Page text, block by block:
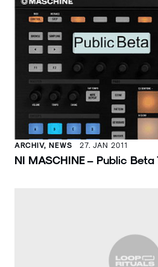
ARCHIV, NEWS 27. JAN 2011
NI MASCHINE – Public Beta